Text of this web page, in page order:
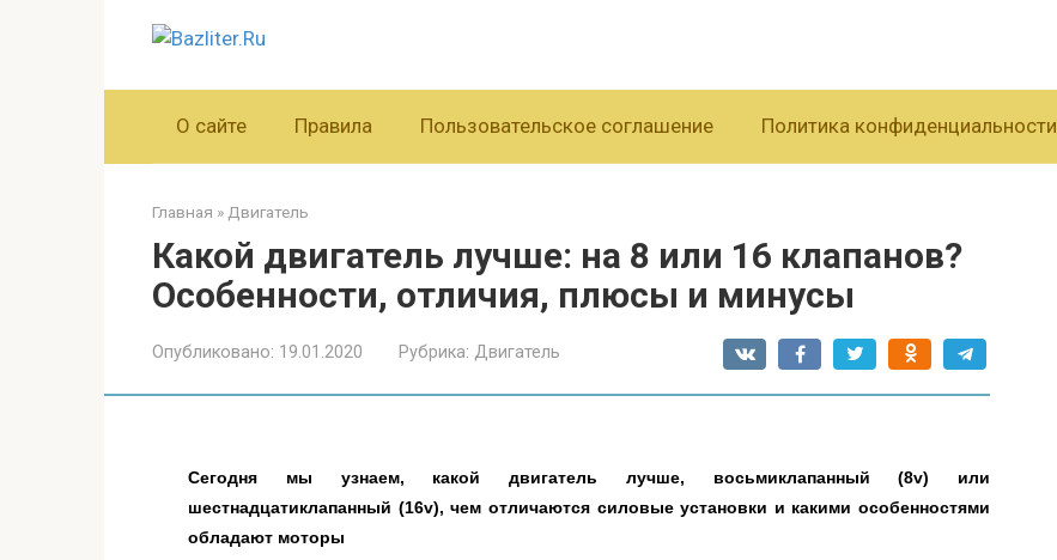
О сайте Правила Пользовательское соглашение Политика конфиденциальности
Главная » Двигатель
Какой двигатель лучше: на 8 или 16 клапанов?
Особенности, отличия, плюсы и минусы
Опубликовано: 19.01.2020 Рубрика: Двигатель
Сегодня мы узнаем, какой двигатель лучше, восьмиклапанный (8v) или
шестнадцатиклапанный (16v), чем отличаются силовые установки и какими особенностями
обладают моторы